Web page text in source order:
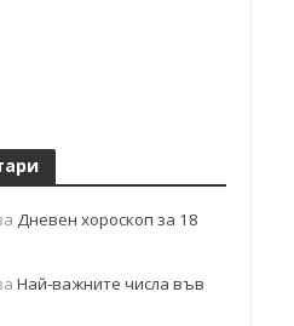
Дневен хороскоп за 18
Най-важните числа във